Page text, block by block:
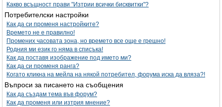
Какво всъщност прави "Изтрии всички бисквитки"?
Потребителски настройки
Как да си променя настройките?
Времето не е правилно!
Промених часовата зона, но времето все още е грешно!
Родния ми език го няма в списъка!
Как да поставя изображение под името ми?
Как да си променя ранга?
Когато кликна на мейла на някой потребител, форума иска да вляза?!
Въпроси за писането на съобщения
Как да създам тема във форум?
Как да променя или изтрия мнение?